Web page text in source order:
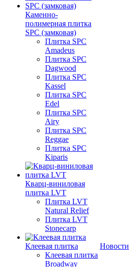
Каменно-
полимерная плитка
SPC (замковая)
Плитка SPC
Amadeus
Плитка SPC
Dagwood
Плитка SPC
Kassel
Плитка SPC
Edel
Плитка SPC
Airy
Плитка SPC
Reggae
Плитка SPC
Kiparis
Кварц-виниловая
плитка LVT
Плитка LVT
Natural Relief
Плитка LVT
Stonecarp
Клеевая плитка
Клеевая плитка
Broadway
Новости